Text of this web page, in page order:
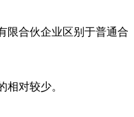
限合伙企业区别于普通合
对较少。